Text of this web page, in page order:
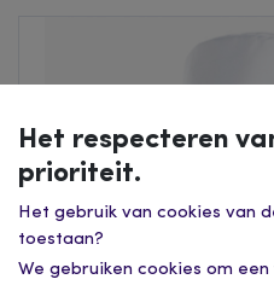
Het respecteren
prioriteit.
Het gebruik van cookies van
toestaan?
We gebruiken cookies om